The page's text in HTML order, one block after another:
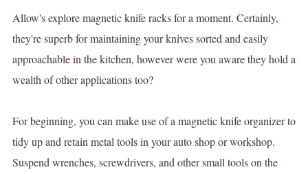
Allow's explore magnetic knife racks for a moment. Certainly,
they're superb for maintaining your knives sorted and easily
approachable in the kitchen, however were you aware they hold a
wealth of other applications too?
For beginning, you can make use of a magnetic knife organizer to
tidy up and retain metal tools in your auto shop or workshop.
Suspend wrenches, screwdrivers, and other small tools on the